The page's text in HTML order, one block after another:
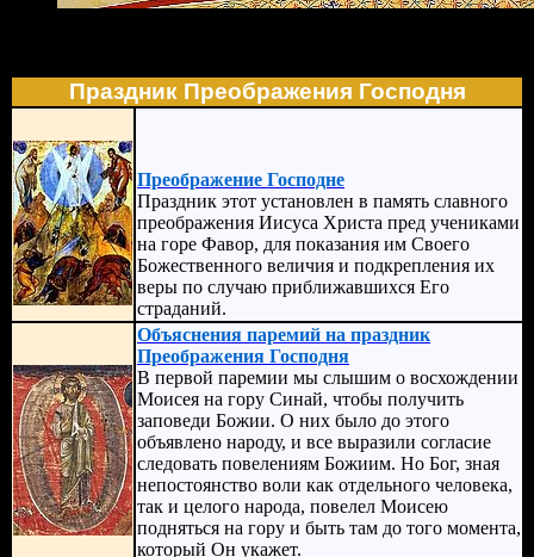
Праздник Преображения Господня
Преображение Господне
Праздник этот установлен в память славного
преображения Иисуса Христа пред учениками
на горе Фавор, для показания им Своего
Божественного величия и подкрепления их
веры по случаю приближавшихся Его
страданий.
Объяснения паремий на праздник
Преображения Господня
В первой паремии мы слышим о восхождении
Моисея на гору Синай, чтобы получить
заповеди Божии. О них было до этого
объявлено народу, и все выразили согласие
следовать повелениям Божиим. Но Бог, зная
непостоянство воли как отдельного человека,
так и целого народа, повелел Моисею
подняться на гору и быть там до того момента,
который Он укажет.